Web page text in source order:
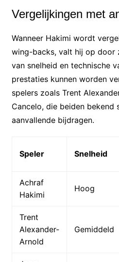
Vergelijkingen met
Wanneer Hakimi wordt
wing-backs, valt hij op door
van snelheid en technische
prestaties kunnen worden
spelers zoals Trent
Cancelo, die beiden bekend
aanvallende bijdragen.
Speler Snelheid
Achraf
Hakimi
Hoog
Trent
Alexander-
Arnold
Gemiddeld